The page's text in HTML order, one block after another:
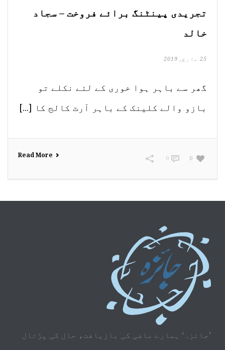
تجریدی پینٹنگ برائے فروخت – سجاد
خالد
25 مارچ, 2019
گھر سے باہر ہوا خوری کے لئے نکلے تو
بازو والے کلینک کے باہر آرٹ کالج کا [...]
Read More 0
0
’جائزہ‘ ہمارے ماضی کی بازیافت، حال کی پڑتال